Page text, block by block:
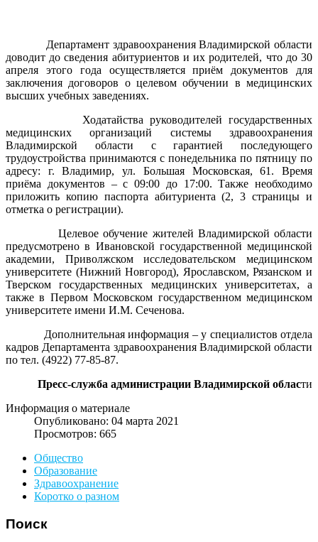
Департамент здравоохранения Владимирской области
доводит до сведения абитуриентов и их родителей, что до 30
апреля этого года осуществляется приём документов для
заключения договоров о целевом обучении в медицинских
высших учебных заведениях.
Ходатайства руководителей государственных
медицинских организаций системы здравоохранения
Владимирской области с гарантией последующего
трудоустройства принимаются с понедельника по пятницу по
адресу: г. Владимир, ул. Большая Московская, 61. Время
приёма документов – с 09:00 до 17:00. Также необходимо
приложить копию паспорта абитуриента (2, 3 страницы и
отметка о регистрации).
Целевое обучение жителей Владимирской области
предусмотрено в Ивановской государственной медицинской
академии, Приволжском исследовательском медицинском
университете (Нижний Новгород), Ярославском, Рязанском и
Тверском государственных медицинских университетах, а
также в Первом Московском государственном медицинском
университете имени И.М. Сеченова.
Дополнительная информация – у специалистов отдела
кадров Департамента здравоохранения Владимирской области
по тел. (4922) 77-85-87.
Пресс-служба администрации Владимирской области
Информация о материале
Опубликовано: 04 марта 2021
Просмотров: 665
Общество
Образование
Здравоохранение
Коротко о разном
Поиск